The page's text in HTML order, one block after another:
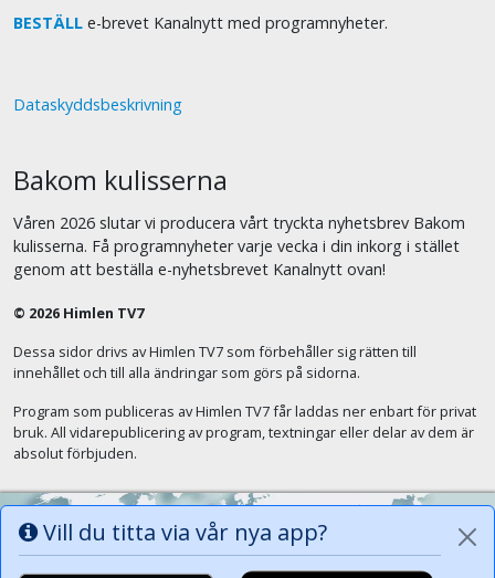
BESTÄLL e-brevet Kanalnytt med programnyheter.
Dataskyddsbeskrivning
Bakom kulisserna
Våren 2026 slutar vi producera vårt tryckta nyhetsbrev Bakom
kulisserna. Få programnyheter varje vecka i din inkorg i stället
genom att beställa e-nyhetsbrevet Kanalnytt ovan!
Vill du titta via vår nya app?
© 2026 Himlen TV7
Dessa sidor drivs av Himlen TV7 som förbehåller sig rätten till
innehållet och till alla ändringar som görs på sidorna.
Program som publiceras av Himlen TV7 får laddas ner enbart för privat
bruk. All vidarepublicering av program, textningar eller delar av dem är
absolut förbjuden.
Alla tungor ska bekänna att Jesus Kristus